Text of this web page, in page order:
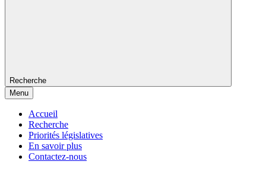
Recherche
Menu
Accueil
Recherche
Priorités législatives
En savoir plus
Contactez-nous